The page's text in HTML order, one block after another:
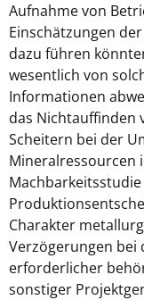
Aufnahme von
Einschätzungen
dazu führen
wesentlich von
Informationen
das Nichtauffinden
Scheitern bei der
Mineralressourcen
Charakter
Verzögerungen bei
erforderlicher
sonstiger